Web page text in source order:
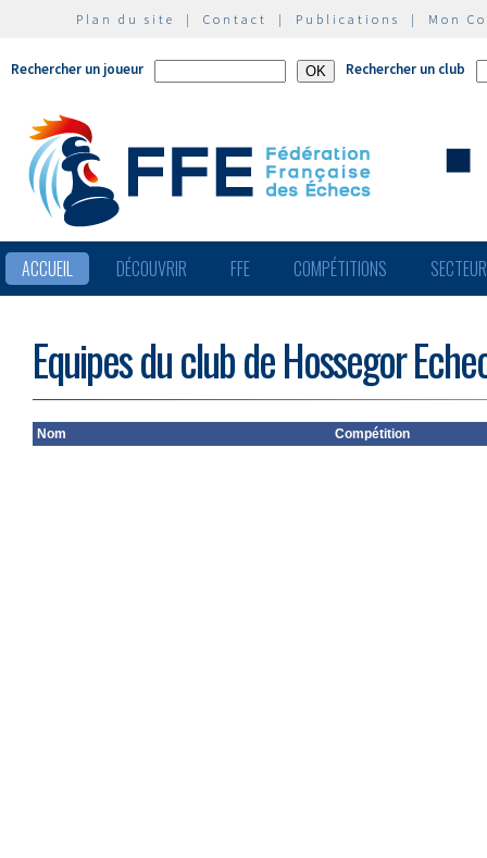
Plan du site | Contact | Publications | Mon
Rechercher un joueur Rechercher un club
ACCUEIL DÉCOUVRIR FFE COMPÉTITIONS
Equipes du club de Hossegor
Nom Compétition